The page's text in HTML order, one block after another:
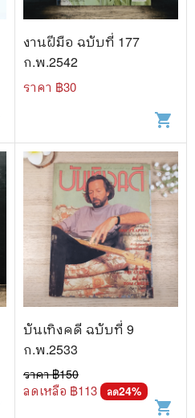
งานฝีมือ ฉบับที่ 177
ก.พ.2542
ราคา ฿30
shopping_cart
บันเทิงคดี ฉบับที่ 9
ก.พ.2533
ราคา ฿150
ลดเหลือ ฿113 ลด24%
shopping_cart